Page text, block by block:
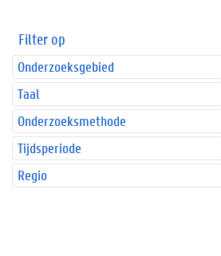
Filter op
Onderzoeksgebied
Taal
Onderzoeksmethode
Tijdsperiode
Regio